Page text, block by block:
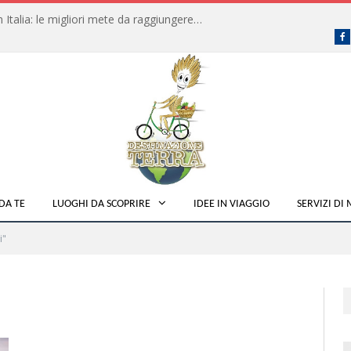
Dove fare campeggio libero in Italia: le migliori mete da raggiungere in traghetto
TE LUOGHI DA SCOPRIRE IDEE IN VIAGGIO SERVIZI DI